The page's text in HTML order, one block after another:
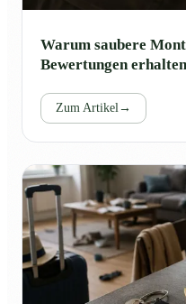
Warum saubere
Bewertungen erhalten
Zum Artikel→